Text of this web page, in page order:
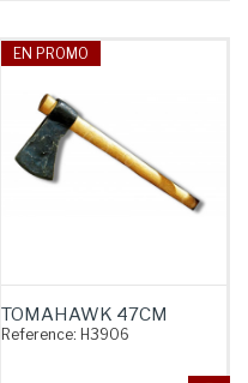
EN PROMO
TOMAHAWK 47CM
Reference: H3906